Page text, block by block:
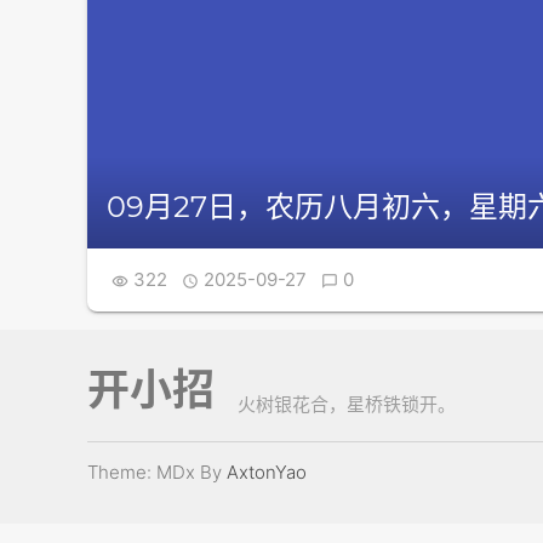
09月27日，农历八月初六，星期
 322  2025-09-27  0
开小招 火树银花合，星桥铁锁开。
Theme: MDx By AxtonYao